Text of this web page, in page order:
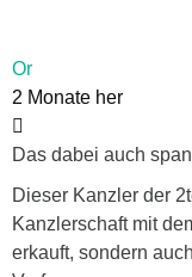
Or
2 Monate her
Das dabei auch
Dieser Kanzler der
Kanzlerschaft mit
erkauft, sondern